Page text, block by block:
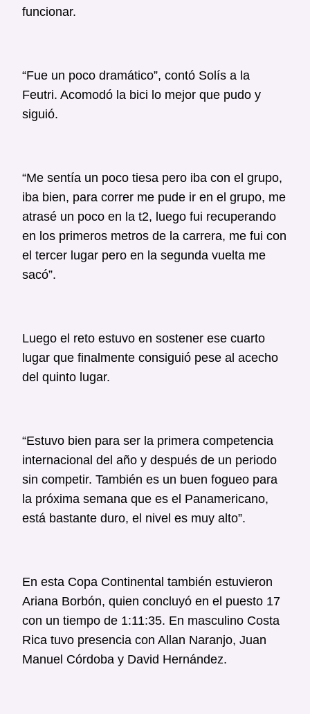
funcionar.
“Fue un poco dramático”, contó Solís a la
Feutri. Acomodó la bici lo mejor que pudo y
siguió.
“Me sentía un poco tiesa pero iba con el grupo,
iba bien, para correr me pude ir en el grupo, me
atrasé un poco en la t2, luego fui recuperando
en los primeros metros de la carrera, me fui con
el tercer lugar pero en la segunda vuelta me
sacó”.
Luego el reto estuvo en sostener ese cuarto
lugar que finalmente consiguió pese al acecho
del quinto lugar.
“Estuvo bien para ser la primera competencia
internacional del año y después de un periodo
sin competir. También es un buen fogueo para
la próxima semana que es el Panamericano,
está bastante duro, el nivel es muy alto”.
En esta Copa Continental también estuvieron
Ariana Borbón, quien concluyó en el puesto 17
con un tiempo de 1:11:35. En masculino Costa
Rica tuvo presencia con Allan Naranjo, Juan
Manuel Córdoba y David Hernández.